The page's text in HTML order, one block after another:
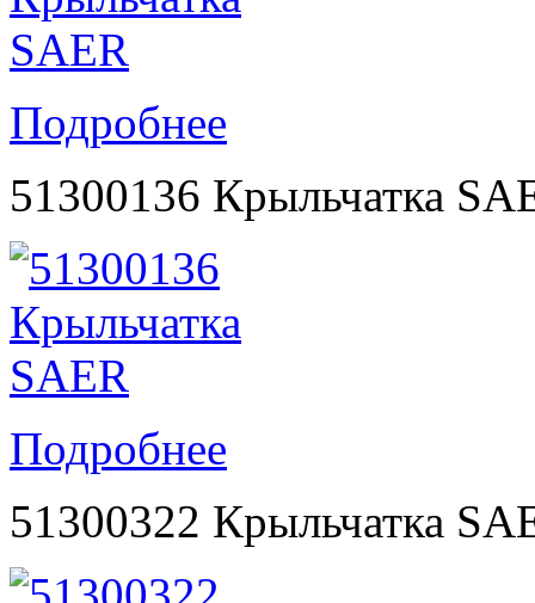
Подробнее
51300136 Крыльчатка
Подробнее
51300322 Крыльчатка